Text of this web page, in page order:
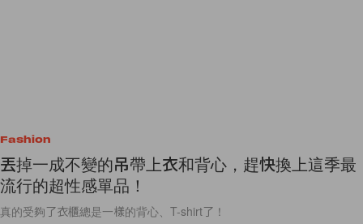
Fashion
丟掉一成不變的吊帶上衣和背心，趕快換上這季最
流行的超性感單品！
真的受夠了衣櫃總是一樣的背心、T-shirt了！